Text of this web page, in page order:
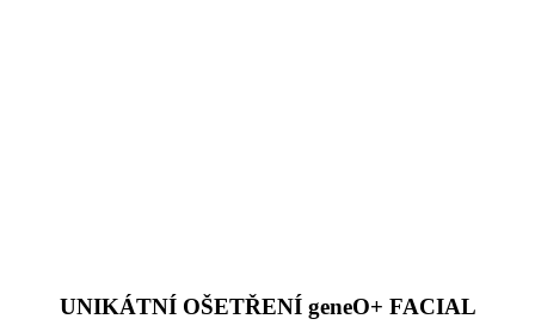
UNIKÁTNÍ OŠETŘENÍ geneO+ FACIAL